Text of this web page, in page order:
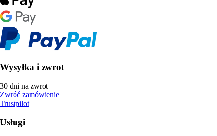
Wysyłka i zwrot
30 dni na zwrot
Zwróć zamówienie
Trustpilot
Usługi